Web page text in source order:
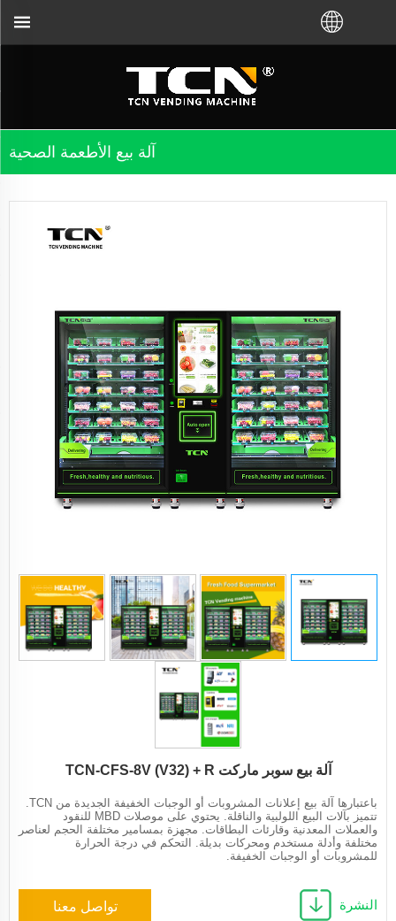
آلة بيع الأطعمة الصحية
آلة بيع سوبر ماركت TCN-CFS-8V (V32) + R
تتميز بآلات البيع اللولبية والناقلة. يحتوي على موصلات MBD للنقود
والعملات المعدنية وقارئات البطاقات. مجهزة بمسامير مختلفة الحجم لعناصر
مختلفة وأدلة مستخدم ومحركات بديلة. التحكم في درجة الحرارة
للمشروبات أو الوجبات الخفيفة.
تواصل معنا النشرة